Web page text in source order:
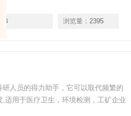
B 浏览量： 2395
人员的得力助手，它可以取代频繁的
适用于医疗卫生，环境检测，工矿企业